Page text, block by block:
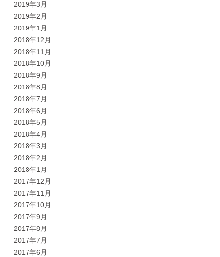
2019年3月
2019年2月
2019年1月
2018年12月
2018年11月
2018年10月
2018年9月
2018年8月
2018年7月
2018年6月
2018年5月
2018年4月
2018年3月
2018年2月
2018年1月
2017年12月
2017年11月
2017年10月
2017年9月
2017年8月
2017年7月
2017年6月